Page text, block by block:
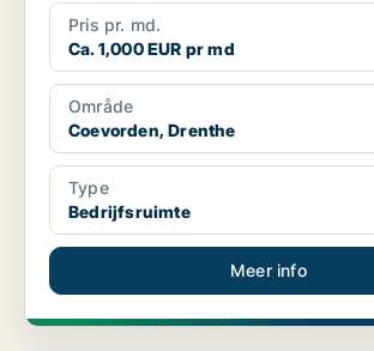
Pris pr. md.
Ca. 1,000 EUR pr md
Område
Coevorden, Drenthe
Type
Bedrijfsruimte
Meer info